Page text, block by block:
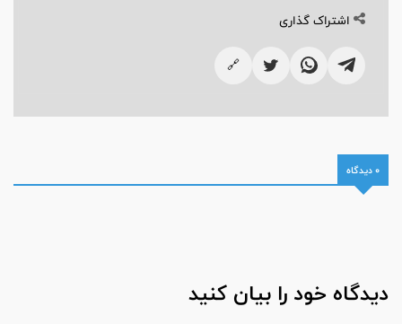
اشتراک گذاری
🔗
0 دیدگاه
دیدگاه خود را بیان کنید